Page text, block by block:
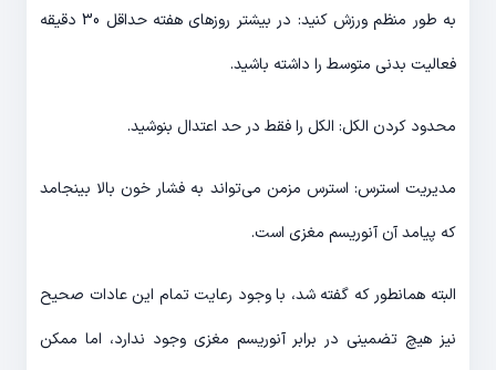
به طور منظم ورزش کنید: در بیشتر روزهای هفته حداقل 30 دقیقه
فعالیت بدنی متوسط را داشته باشید.
محدود کردن الکل: الکل را فقط در حد اعتدال بنوشید.
مدیریت استرس: استرس مزمن می‌تواند به فشار خون بالا بینجامد
که پیامد آن آنوریسم مغزی است.
البته همانطور که گفته شد، با وجود رعایت تمام این عادات صحیح
نیز هیچ تضمینی در برابر آنوریسم مغزی وجود ندارد، اما ممکن